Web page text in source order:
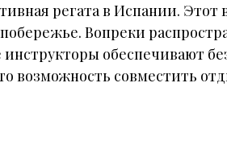
регата в Испании.
Вопреки
обеспечивают
возможность совместить